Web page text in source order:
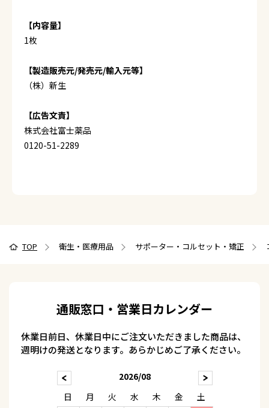
【内容量】
1枚
【製造販売元/発売元/輸入元等】
（株）新生
【広告文責】
株式会社富士薬品
0120-51-2289
TOP 衛生・医療用品 サポーター・コルセット・矯正
通販窓口・営業日カレンダー
休業日前日、休業日中にご注文いただきました商品は、
週明けの発送となります。あらかじめご了承ください。
2026/08
日
月 火 水 木 金
土